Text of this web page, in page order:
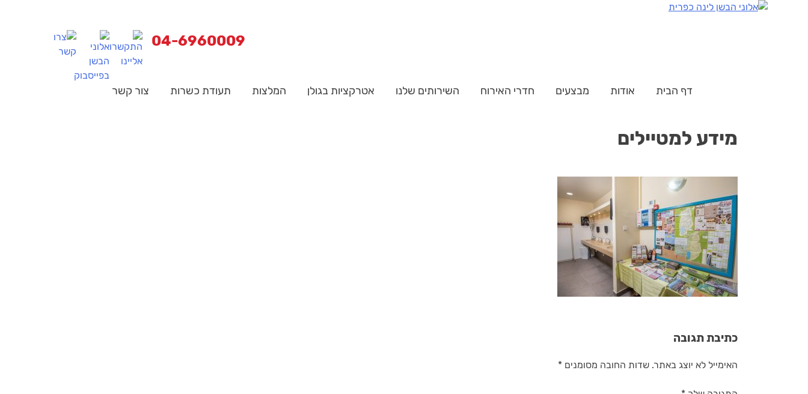
דלג
04-6960009
דף הבית אודות מבצעים חדרי האירוח השירותים שלנו אטרקציות בגולן המלצות תעודת כשרות צור קשר
מידע למטיילים
כתיבת תגובה
האימייל לא יוצג באתר. שדות החובה מסומנים*